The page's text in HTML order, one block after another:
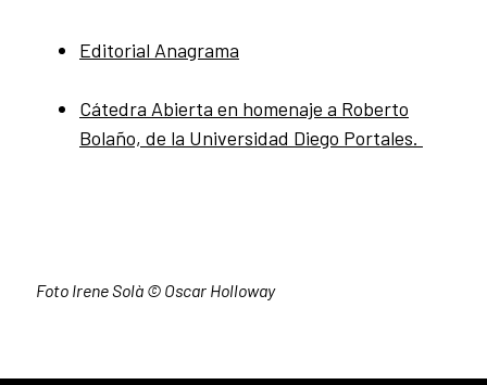
Editorial Anagrama
Cátedra Abierta en homenaje a Roberto
Bolaño, de la Universidad Diego Portales.
Foto Irene Solà © Oscar Holloway